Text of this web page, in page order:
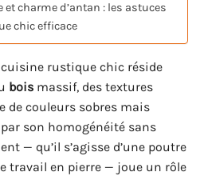
charme d’antan : les astuces
chic efficace
cuisine rustique chic réside
bois massif, des textures
de couleurs sobres mais
son homogénéité sans
— qu’il s’agisse d’une poutre
travail en pierre — joue un rôle